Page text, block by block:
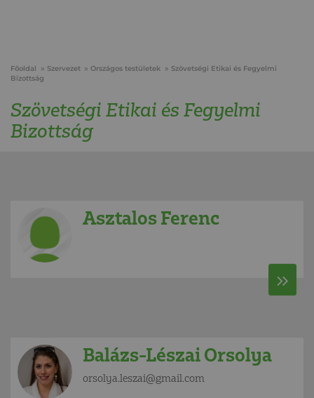
Főoldal Szervezet Országos testületek
Szövetségi Etikai és Fegyelmi
Bizottság
Szövetségi Etikai és Fegyelmi
Bizottság
Asztalos Ferenc
Balázs-Lészai Orsolya
orsolya.leszai@gmail.com